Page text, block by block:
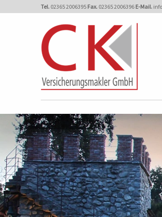
Tel. 02365 2006395 Fax. 02365 2006396 E-Mail.